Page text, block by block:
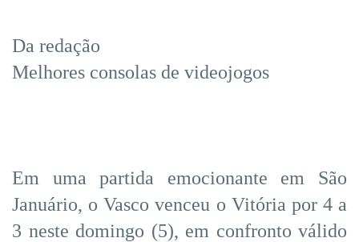
Da redação
Melhores consolas de videojogos
Em uma partida emocionante em São
Januário, o Vasco venceu o Vitória por 4 a
3 neste domingo (5), em confronto válido